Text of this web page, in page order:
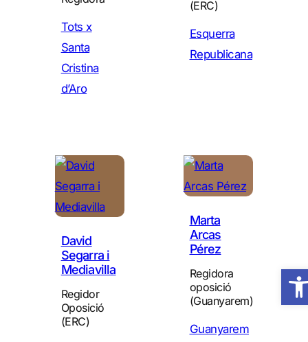
Tots x
Santa
Cristina
d’Aro
(ERC)
Esquerra
Republicana
David
Segarra i
Mediavilla
Regidor
Oposició
(ERC)
Marta
Arcas
Pérez
Regidora
oposició
(Guanyarem)
Guanyarem